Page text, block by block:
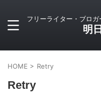
フリーライター・ブロ
明
HOME > Retry
Retry